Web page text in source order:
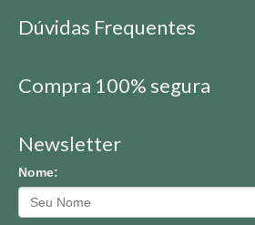
Dúvidas Frequentes
Compra 100% segura
Newsletter
Nome: